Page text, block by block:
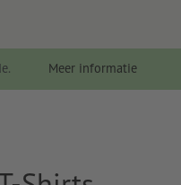
Meer informatie